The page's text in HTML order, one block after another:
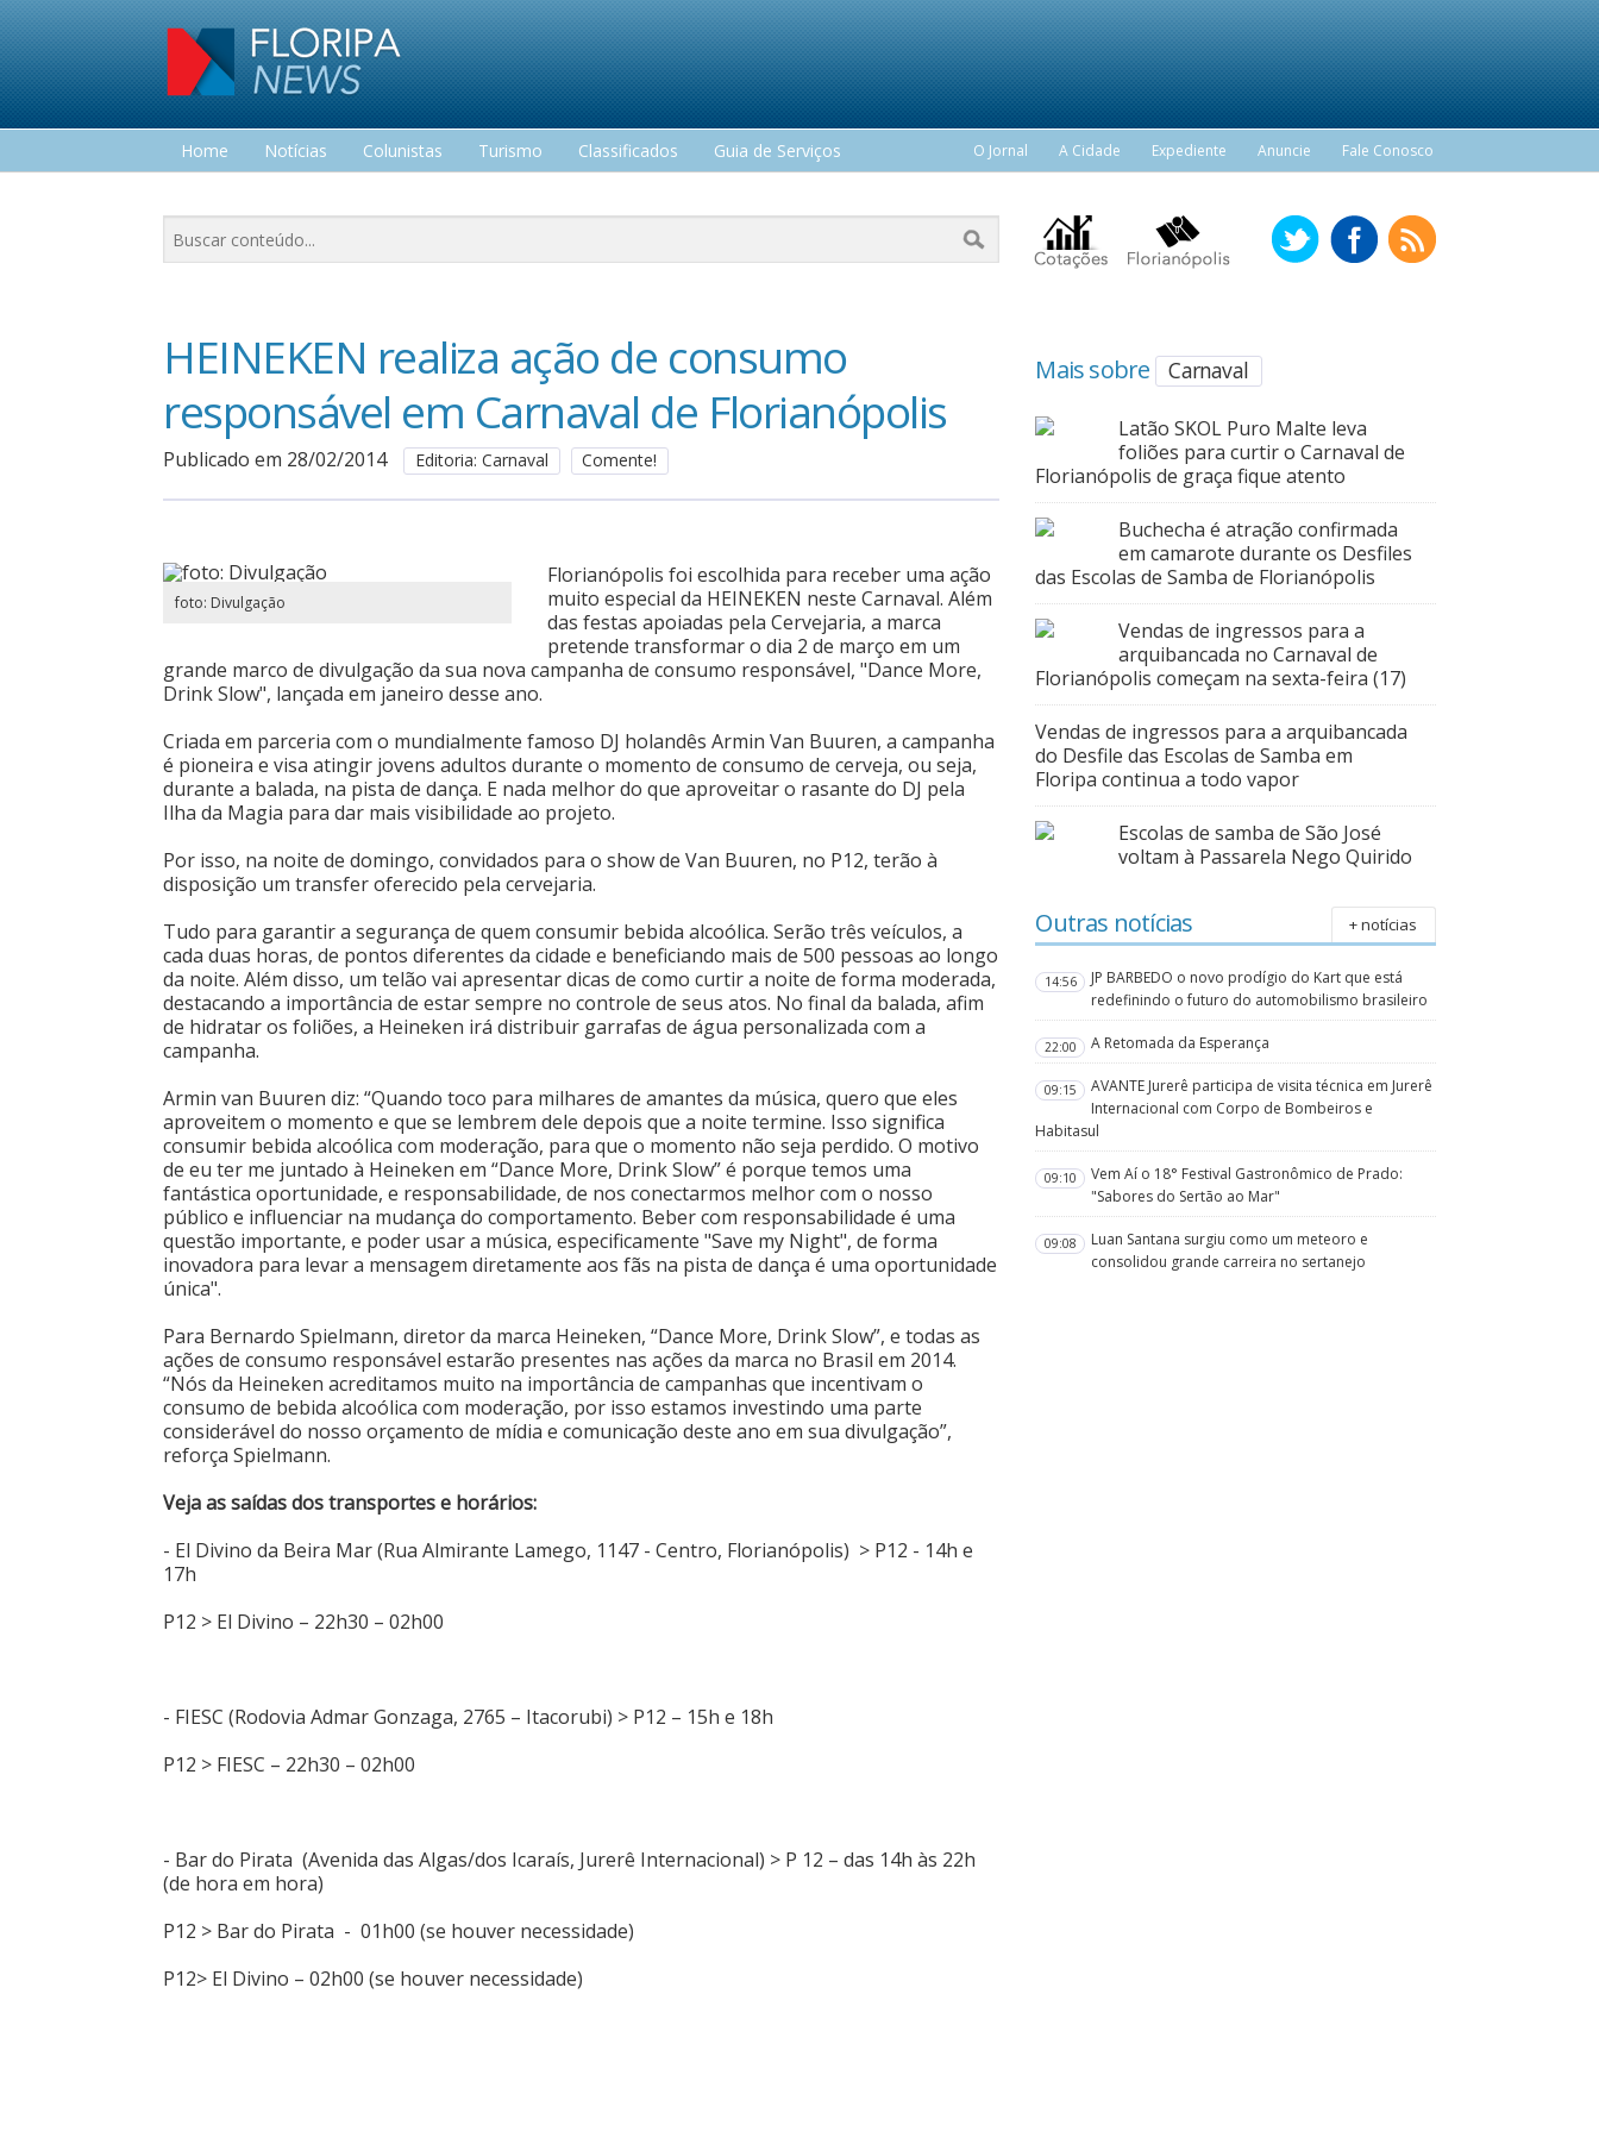
Home Notícias Colunistas Turismo Classificados
Guia de Serviços
O Jornal A Cidade Expediente Anuncie Fale Conosco
HEINEKEN realiza ação de consumo
responsável em Carnaval de Florianópolis
Publicado em 28/02/2014 Editoria: Carnaval Comente!
foto: Divulgação
Florianópolis foi escolhida para receber uma ação
muito especial da HEINEKEN neste Carnaval. Além
das festas apoiadas pela Cervejaria, a marca
pretende transformar o dia 2 de março em um
grande marco de divulgação da sua nova campanha de consumo responsável, "Dance More,
Drink Slow", lançada em janeiro desse ano.
Criada em parceria com o mundialmente famoso DJ holandês Armin Van Buuren, a campanha
é pioneira e visa atingir jovens adultos durante o momento de consumo de cerveja, ou seja,
durante a balada, na pista de dança. E nada melhor do que aproveitar o rasante do DJ pela
Ilha da Magia para dar mais visibilidade ao projeto.
Por isso, na noite de domingo, convidados para o show de Van Buuren, no P12, terão à
disposição um transfer oferecido pela cervejaria.
Tudo para garantir a segurança de quem consumir bebida alcoólica. Serão três veículos, a
cada duas horas, de pontos diferentes da cidade e beneficiando mais de 500 pessoas ao longo
da noite. Além disso, um telão vai apresentar dicas de como curtir a noite de forma moderada,
destacando a importância de estar sempre no controle de seus atos. No final da balada, afim
de hidratar os foliões, a Heineken irá distribuir garrafas de água personalizada com a
campanha.
Armin van Buuren diz: “Quando toco para milhares de amantes da música, quero que eles
aproveitem o momento e que se lembrem dele depois que a noite termine. Isso significa
consumir bebida alcoólica com moderação, para que o momento não seja perdido. O motivo
de eu ter me juntado à Heineken em “Dance More, Drink Slow” é porque temos uma
fantástica oportunidade, e responsabilidade, de nos conectarmos melhor com o nosso
público e influenciar na mudança do comportamento. Beber com responsabilidade é uma
questão importante, e poder usar a música, especificamente "Save my Night", de forma
inovadora para levar a mensagem diretamente aos fãs na pista de dança é uma oportunidade
única".
Para Bernardo Spielmann, diretor da marca Heineken, “Dance More, Drink Slow”, e todas as
ações de consumo responsável estarão presentes nas ações da marca no Brasil em 2014.
“Nós da Heineken acreditamos muito na importância de campanhas que incentivam o
consumo de bebida alcoólica com moderação, por isso estamos investindo uma parte
considerável do nosso orçamento de mídia e comunicação deste ano em sua divulgação”,
reforça Spielmann.
Veja as saídas dos transportes e horários:
- El Divino da Beira Mar (Rua Almirante Lamego, 1147 - Centro, Florianópolis) > P12 - 14h e
17h
P12 > El Divino – 22h30 – 02h00
- FIESC (Rodovia Admar Gonzaga, 2765 – Itacorubi) > P12 – 15h e 18h
P12 > FIESC – 22h30 – 02h00
- Bar do Pirata (Avenida das Algas/dos Icaraís, Jurerê Internacional) > P 12 – das 14h às 22h
(de hora em hora)
P12 > Bar do Pirata - 01h00 (se houver necessidade)
P12> El Divino – 02h00 (se houver necessidade)
Mais sobre Carnaval
Latão SKOL Puro Malte leva
foliões para curtir o Carnaval de
Florianópolis de graça fique atento
Buchecha é atração confirmada
em camarote durante os Desfiles
das Escolas de Samba de Florianópolis
Vendas de ingressos para a
arquibancada no Carnaval de
Florianópolis começam na sexta-feira (17)
Vendas de ingressos para a arquibancada
do Desfile das Escolas de Samba em
Floripa continua a todo vapor
Escolas de samba de São José
voltam à Passarela Nego Quirido
Outras notícias + notícias
14:56
JP BARBEDO o novo prodígio do Kart que está
redefinindo o futuro do automobilismo brasileiro
22:00 A Retomada da Esperança
09:15
AVANTE Jurerê participa de visita técnica em Jurerê
Internacional com Corpo de Bombeiros e
Habitasul
09:10
Vem Aí o 18° Festival Gastronômico de Prado:
"Sabores do Sertão ao Mar"
09:08
Luan Santana surgiu como um meteoro e
consolidou grande carreira no sertanejo